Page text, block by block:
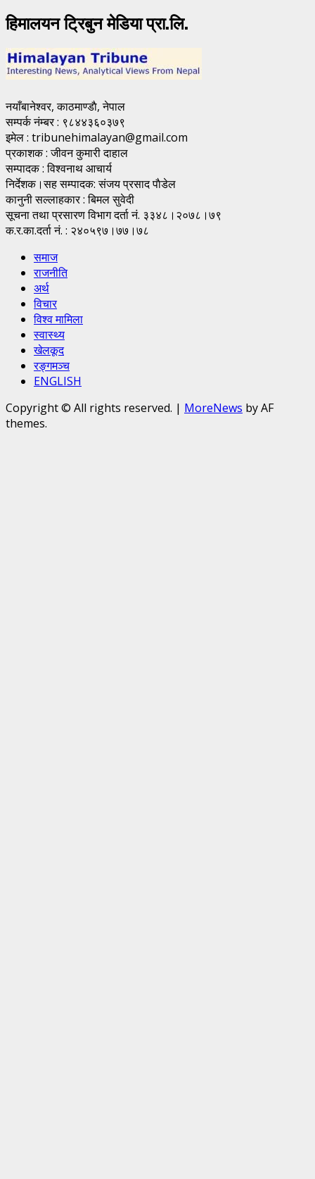
हिमालयन ट्रिबुन मेडिया प्रा.लि.
नयाँबानेश्वर, काठमाण्डाै, नेपाल
सम्पर्क नंम्बर : ९८४४३६०३७९
इमेल : tribunehimalayan@gmail.com
प्रकाशक : जीवन कुमारी दाहाल
सम्पादक : विश्वनाथ आचार्य
निर्देशक।सह सम्पादक: संजय प्रसाद पाैडेल
कानुनी सल्लाहकार : बिमल सुवेदी
सूचना तथा प्रसारण विभाग दर्ता नं. ३३४८।२०७८।७९
क.र.का.दर्ता नं. : २४०५९७।७७।७८
समाज
राजनीति
अर्थ
विचार
विश्व मामिला
स्वास्थ्य
खेलकूद
रङ्गमञ्च
ENGLISH
Copyright © All rights reserved. | MoreNews by AF
themes.